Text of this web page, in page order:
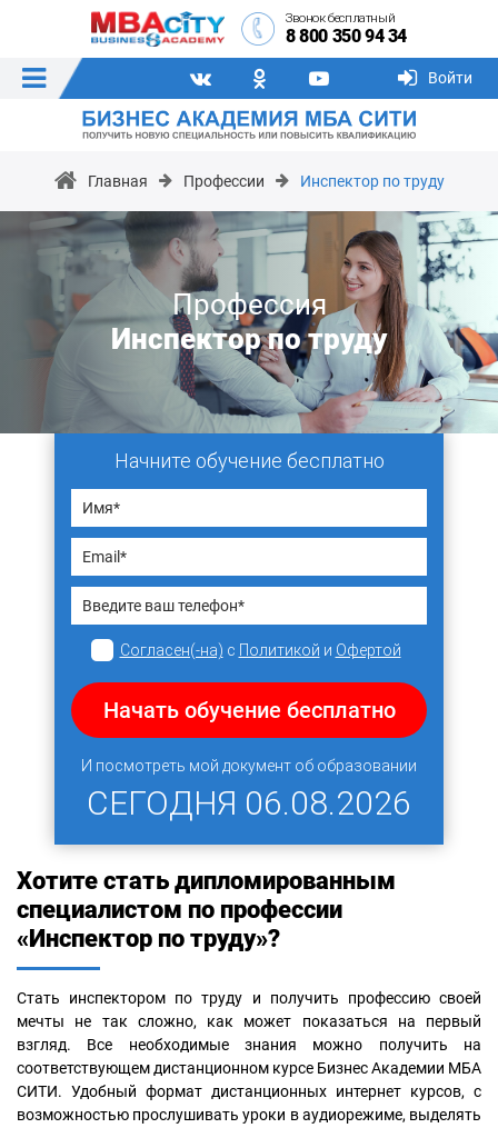
Звонок бесплатный
8 800 350 94 34
Войти
Главная Профессии Инспектор по труду
Профессия
Инспектор по труду
Начните обучение бесплатно
Согласен(-на) с Политикой и Офертой
Начать обучение бесплатно
И посмотреть мой документ об образовании
СЕГОДНЯ 06.08.2026
Хотите стать дипломированным
специалистом по профессии
«Инспектор по труду»?
Стать инспектором по труду и получить профессию своей
мечты не так сложно, как может показаться на первый
взгляд. Все необходимые знания можно получить на
соответствующем дистанционном курсе Бизнес Академии МБА
СИТИ. Удобный формат дистанционных интернет курсов, с
возможностью прослушивать уроки в аудиорежиме, выделять